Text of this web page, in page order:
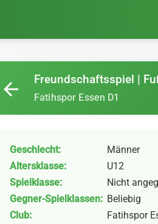
Freundschaftsspiel |
Fatihspor Essen D1
arrow_back
Geschlecht:
Männer
Altersklasse:
U12
Spielklasse:
Nicht
Gegner-Spielklassen: Beliebig
Club:
Fatihspor